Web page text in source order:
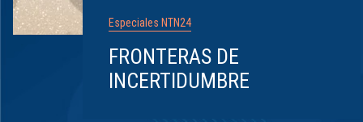
Especiales NTN24
FRONTERAS DE
INCERTIDUMBRE